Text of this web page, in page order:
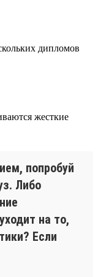
дипломов
жесткие
попробуй
Либо
на то,
Если